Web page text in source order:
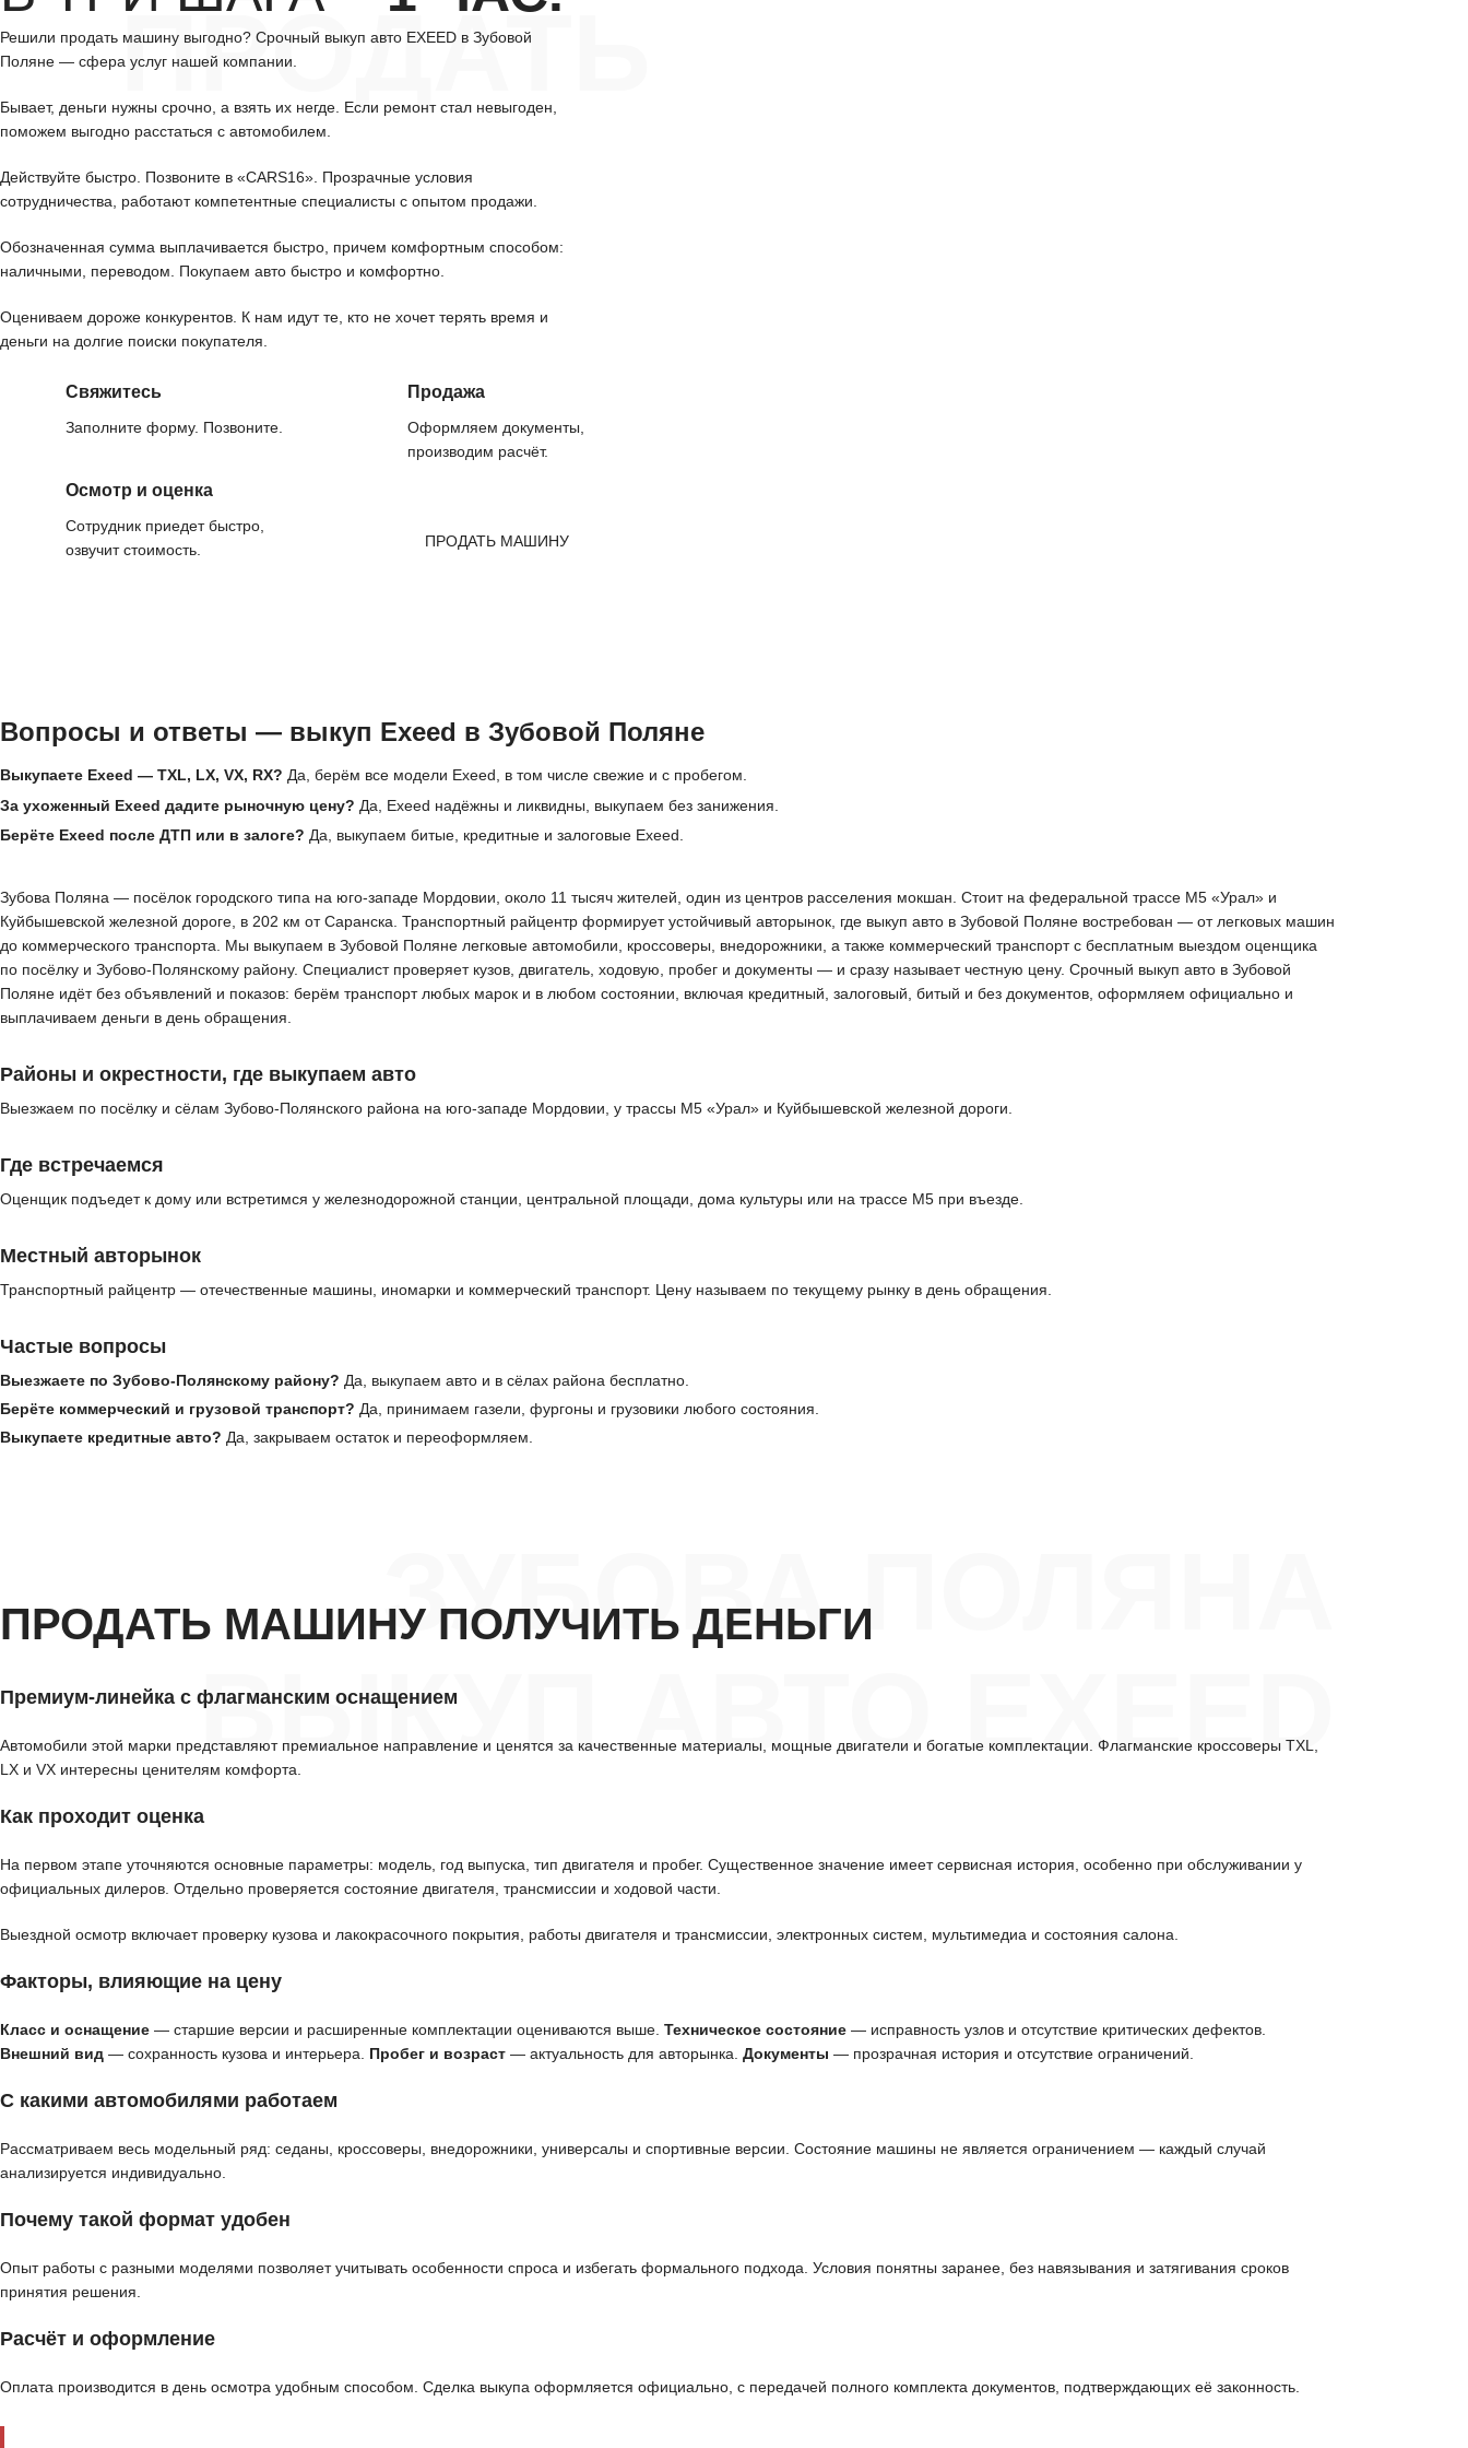
ПРОДАТЬ
Решили продать машину выгодно? Срочный выкуп авто EXEED в Зубовой
Поляне — сфера услуг нашей компании.
Бывает, деньги нужны срочно, а взять их негде. Если ремонт стал невыгоден,
поможем выгодно расстаться с автомобилем.
Действуйте быстро. Позвоните в «CARS16». Прозрачные условия
сотрудничества, работают компетентные специалисты с опытом продажи.
Обозначенная сумма выплачивается быстро, причем комфортным способом:
наличными, переводом. Покупаем авто быстро и комфортно.
Оцениваем дороже конкурентов. К нам идут те, кто не хочет терять время и
деньги на долгие поиски покупателя.
Свяжитесь
Заполните форму. Позвоните.
Осмотр и оценка
Сотрудник приедет быстро,
озвучит стоимость.
Продажа
Оформляем документы,
производим расчёт.
ПРОДАТЬ МАШИНУ
Вопросы и ответы — выкуп Exeed в Зубовой Поляне
Выкупаете Exeed — TXL, LX, VX, RX? Да, берём все модели Exeed, в том числе свежие и с пробегом.
За ухоженный Exeed дадите рыночную цену? Да, Exeed надёжны и ликвидны, выкупаем без занижения.
Берёте Exeed после ДТП или в залоге? Да, выкупаем битые, кредитные и залоговые Exeed.
Зубова Поляна — посёлок городского типа на юго-западе Мордовии, около 11 тысяч жителей, один из центров расселения мокшан. Стоит на федеральной трассе М5 «Урал» и
Куйбышевской железной дороге, в 202 км от Саранска. Транспортный райцентр формирует устойчивый авторынок, где выкуп авто в Зубовой Поляне востребован — от легковых машин
до коммерческого транспорта. Мы выкупаем в Зубовой Поляне легковые автомобили, кроссоверы, внедорожники, а также коммерческий транспорт с бесплатным выездом оценщика
по посёлку и Зубово-Полянскому району. Специалист проверяет кузов, двигатель, ходовую, пробег и документы — и сразу называет честную цену. Срочный выкуп авто в Зубовой
Поляне идёт без объявлений и показов: берём транспорт любых марок и в любом состоянии, включая кредитный, залоговый, битый и без документов, оформляем официально и
выплачиваем деньги в день обращения.
Районы и окрестности, где выкупаем авто
Выезжаем по посёлку и сёлам Зубово-Полянского района на юго-западе Мордовии, у трассы М5 «Урал» и Куйбышевской железной дороги.
Где встречаемся
Оценщик подъедет к дому или встретимся у железнодорожной станции, центральной площади, дома культуры или на трассе М5 при въезде.
Местный авторынок
Транспортный райцентр — отечественные машины, иномарки и коммерческий транспорт. Цену называем по текущему рынку в день обращения.
Частые вопросы
Выезжаете по Зубово-Полянскому району? Да, выкупаем авто и в сёлах района бесплатно.
Берёте коммерческий и грузовой транспорт? Да, принимаем газели, фургоны и грузовики любого состояния.
Выкупаете кредитные авто? Да, закрываем остаток и переоформляем.
ЗУБОВА ПОЛЯНА
ВЫКУП АВТО EXEED
ПРОДАТЬ МАШИНУ ПОЛУЧИТЬ ДЕНЬГИ
Премиум-линейка с флагманским оснащением
Автомобили этой марки представляют премиальное направление и ценятся за качественные материалы, мощные двигатели и богатые комплектации. Флагманские кроссоверы TXL,
LX и VX интересны ценителям комфорта.
Как проходит оценка
На первом этапе уточняются основные параметры: модель, год выпуска, тип двигателя и пробег. Существенное значение имеет сервисная история, особенно при обслуживании у
официальных дилеров. Отдельно проверяется состояние двигателя, трансмиссии и ходовой части.
Выездной осмотр включает проверку кузова и лакокрасочного покрытия, работы двигателя и трансмиссии, электронных систем, мультимедиа и состояния салона.
Факторы, влияющие на цену
Класс и оснащение — старшие версии и расширенные комплектации оцениваются выше. Техническое состояние — исправность узлов и отсутствие критических дефектов.
Внешний вид — сохранность кузова и интерьера. Пробег и возраст — актуальность для авторынка. Документы — прозрачная история и отсутствие ограничений.
С какими автомобилями работаем
Рассматриваем весь модельный ряд: седаны, кроссоверы, внедорожники, универсалы и спортивные версии. Состояние машины не является ограничением — каждый случай
анализируется индивидуально.
Почему такой формат удобен
Опыт работы с разными моделями позволяет учитывать особенности спроса и избегать формального подхода. Условия понятны заранее, без навязывания и затягивания сроков
принятия решения.
Расчёт и оформление
Оплата производится в день осмотра удобным способом. Сделка выкупа оформляется официально, с передачей полного комплекта документов, подтверждающих её законность.